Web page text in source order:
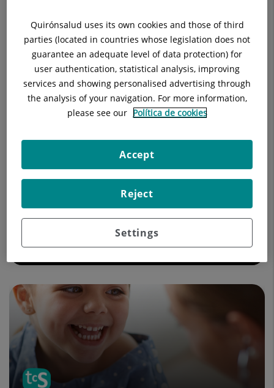
Resultados de la búsqueda
Nuestros blogs
Quirónsalud uses its own cookies and those of third
parties (located in countries whose legislation does not
guarantee an adequate level of data protection) for
user authentication, statistical analysis, improving
services and showing personalised advertising through
the analysis of your navigation. For more information,
please see our Política de cookies
Settings
Reject
Accept